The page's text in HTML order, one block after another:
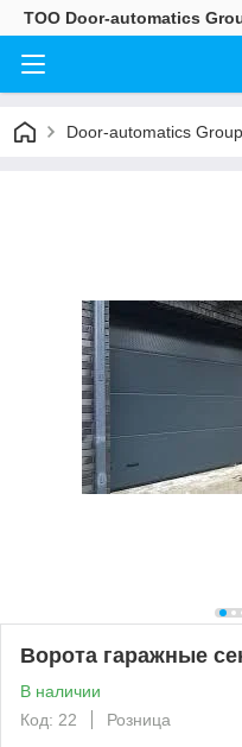
ТОО Door-automatics
Door-automatics
Ворота гаражные
В наличии
Код: 22
Розница